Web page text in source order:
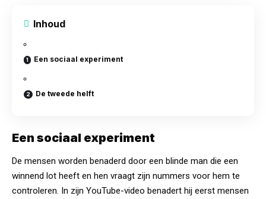
Inhoud
Een sociaal experiment
De tweede helft
Een sociaal experiment
De mensen worden benaderd door een blinde man die een
winnend lot heeft en hen vraagt zijn nummers voor hem te
controleren. In zijn YouTube-video benadert hij eerst mensen